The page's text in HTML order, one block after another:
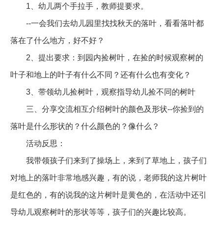
1、幼儿两个手拉手，教师提要求。
--一会我们去幼儿园里找找秋天的落叶，看看落叶都
落在了什么地方，好不好？
2、提出要求：到园内捡树叶，在捡的时候观察树的
叶子和地上的叶子有什么不同？还有什么也有变化？
3、带领幼儿捡树叶，观察指导幼儿捡不同的树叶
三、分享交流相互介绍树叶的颜色及形状--你捡到的
落叶是什么形状的？什么颜色的？像什么？
活动反思：
我带领孩子们来到了操场上，来到了草地上，孩子们
对地上的落叶非常地感兴趣，有的说，老师我的这片树叶
是红色的，有的说我的这片树叶是黄色的，在活动中还引
导幼儿观察树叶的形状等等，孩子们的兴趣比较高。